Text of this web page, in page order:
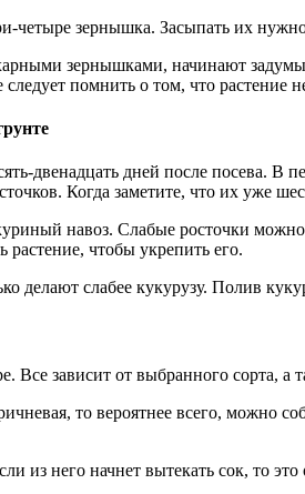
четыре зернышка. Засыпать их
зернышками, начинают
помнить о том, что
двенадцать дней после посева. В
Когда заметите, что их уже
навоз. Слабые росточки
чтобы укрепить его.
делают слабее кукурузу. Полив
Все зависит от выбранного сорта,
то вероятнее всего,
из него начнет вытекать сок, то